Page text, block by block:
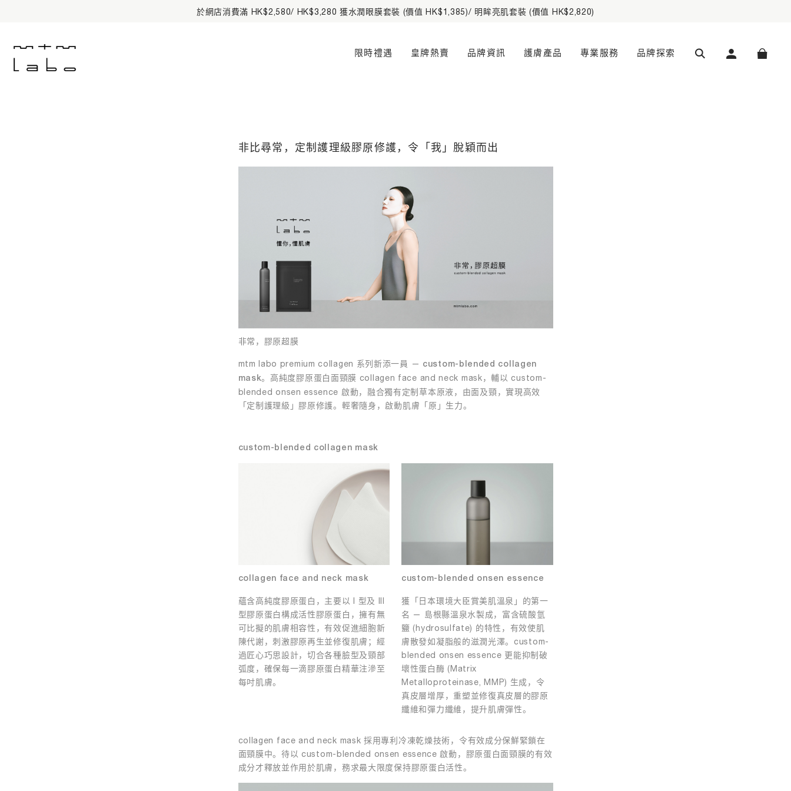
首筆網店消費可享全單 9 折。所有訂單滿 HK$500 享免費送貨服務及高達2% 獎賞金回贈
限時禮遇 皇牌熱賣 品牌資訊 護膚產品 專業服務 品牌探索 搜索 我的帳戶購物袋
非比尋常，定制護理級膠原修護，令「我」脫穎而出
非常，膠原超膜
mtm labo premium collagen 系列新添一員 — custom-blended collagen
mask。高純度膠原蛋白面頸膜 collagen face and neck mask，輔以 custom-
blended onsen essence 啟動，融合獨有定制草本原液，由面及頸，實現高效
「定制護理級」膠原修護。輕奢隨身，啟動肌膚「原」生力。
custom-blended collagen mask
collagen face and neck mask
蘊含高純度膠原蛋白，主要以 I 型及 III
型膠原蛋白構成活性膠原蛋白，擁有無
可比擬的肌膚相容性，有效促進細胞新
陳代謝，刺激膠原再生並修復肌膚；經
過匠心巧思設計，切合各種臉型及頸部
弧度，確保每一滴膠原蛋白精華注滲至
每吋肌膚。
custom-blended onsen essence
獲「日本環境大臣賞美肌溫泉」的第一
名 — 島根縣溫泉水製成，富含硫酸氫
鹽 (hydrosulfate) 的特性，有效使肌
膚散發如凝脂般的滋潤光澤。custom-
blended onsen essence 更能抑制破
壞性蛋白酶 (Matrix
Metalloproteinase, MMP) 生成，令
真皮層增厚，重塑並修復真皮層的膠原
纖維和彈力纖維，提升肌膚彈性。
collagen face and neck mask 採用專利冷凍乾燥技術，令有效成分保鮮緊鎖在
面頸膜中。待以 custom-blended onsen essence 啟動，膠原蛋白面頸膜的有效
成分才釋放並作用於肌膚，務求最大限度保持膠原蛋白活性。